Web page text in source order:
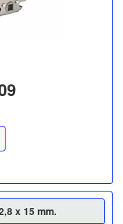
x 15 mm.